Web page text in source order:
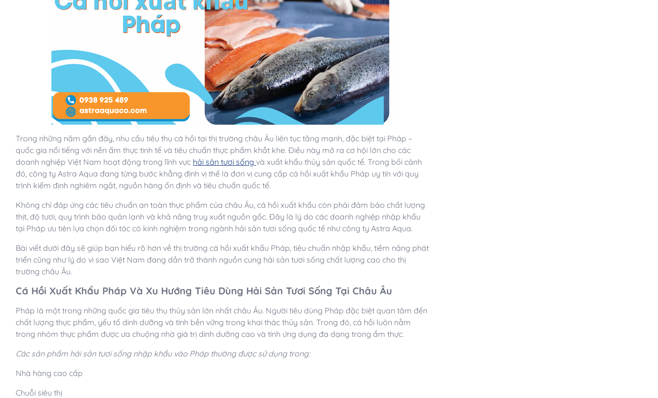
Trong những năm gần đây, nhu cầu tiêu thụ cá hồi tại thị trường châu Âu liên tục tăng mạnh, đặc biệt tại Pháp –
quốc gia nổi tiếng với nền ẩm thực tinh tế và tiêu chuẩn thực phẩm khắt khe. Điều này mở ra cơ hội lớn cho các
doanh nghiệp Việt Nam hoạt động trong lĩnh vực hải sản tươi sống và xuất khẩu thủy sản quốc tế. Trong bối cảnh
đó, công ty Astra Aqua đang từng bước khẳng định vị thế là đơn vị cung cấp cá hồi xuất khẩu Pháp uy tín với quy
trình kiểm định nghiêm ngặt, nguồn hàng ổn định và tiêu chuẩn quốc tế.
Không chỉ đáp ứng các tiêu chuẩn an toàn thực phẩm của châu Âu, cá hồi xuất khẩu còn phải đảm bảo chất lượng
thịt, độ tươi, quy trình bảo quản lạnh và khả năng truy xuất nguồn gốc. Đây là lý do các doanh nghiệp nhập khẩu
tại Pháp ưu tiên lựa chọn đối tác có kinh nghiệm trong ngành hải sản tươi sống quốc tế như công ty Astra Aqua.
Bài viết dưới đây sẽ giúp bạn hiểu rõ hơn về thị trường cá hồi xuất khẩu Pháp, tiêu chuẩn nhập khẩu, tiềm năng phát
triển cũng như lý do vì sao Việt Nam đang dần trở thành nguồn cung hải sản tươi sống chất lượng cao cho thị
trường châu Âu.
Cá Hồi Xuất Khẩu Pháp Và Xu Hướng Tiêu Dùng Hải Sản Tươi Sống Tại Châu Âu
Pháp là một trong những quốc gia tiêu thụ thủy sản lớn nhất châu Âu. Người tiêu dùng Pháp đặc biệt quan tâm đến
chất lượng thực phẩm, yếu tố dinh dưỡng và tính bền vững trong khai thác thủy sản. Trong đó, cá hồi luôn nằm
trong nhóm thực phẩm được ưa chuộng nhờ giá trị dinh dưỡng cao và tính ứng dụng đa dạng trong ẩm thực.
Các sản phẩm hải sản tươi sống nhập khẩu vào Pháp thường được sử dụng trong:
Nhà hàng cao cấp
Chuỗi siêu thị